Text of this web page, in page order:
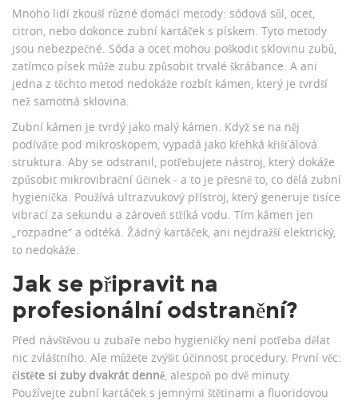
Mnoho lidí zkouší různé domácí metody: sódová sůl, ocet,
citron, nebo dokonce zubní kartáček s pískem. Tyto metody
jsou nebezpečné. Sóda a ocet mohou poškodit sklovinu zubů,
zatímco písek může zubu způsobit trvalé škrábance. A ani
jedna z těchto metod nedokáže rozbít kámen, který je tvrdší
než samotná sklovina.
Zubní kámen je tvrdý jako malý kámen. Když se na něj
podíváte pod mikroskopem, vypadá jako křehká křišťálová
struktura. Aby se odstranil, potřebujete nástroj, který dokáže
způsobit mikrovibrační účinek - a to je přesně to, co dělá zubní
hygienička. Používá ultrazvukový přístroj, který generuje tisíce
vibrací za sekundu a zároveň stříká vodu. Tím kámen jen
„rozpadne“ a odtéká. Žádný kartáček, ani nejdražší elektrický,
to nedokáže.
Jak se připravit na
profesionální odstranění?
Před návštěvou u zubaře nebo hygieničky není potřeba dělat
nic zvláštního. Ale můžete zvýšit účinnost procedury. První věc:
čistěte si zuby dvakrát denně, alespoň po dvě minuty.
Používejte zubní kartáček s jemnými štětinami a fluoridovou